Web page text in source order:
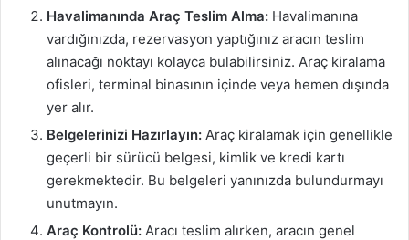
Havalimanında Araç Teslim Alma: Havalimanına
vardığınızda, rezervasyon yaptığınız aracın teslim
alınacağı noktayı kolayca bulabilirsiniz. Araç kiralama
ofisleri, terminal binasının içinde veya hemen dışında
yer alır.
Belgelerinizi Hazırlayın: Araç kiralamak için genellikle
geçerli bir sürücü belgesi, kimlik ve kredi kartı
gerekmektedir. Bu belgeleri yanınızda bulundurmayı
unutmayın.
Araç Kontrolü: Aracı teslim alırken, aracın genel